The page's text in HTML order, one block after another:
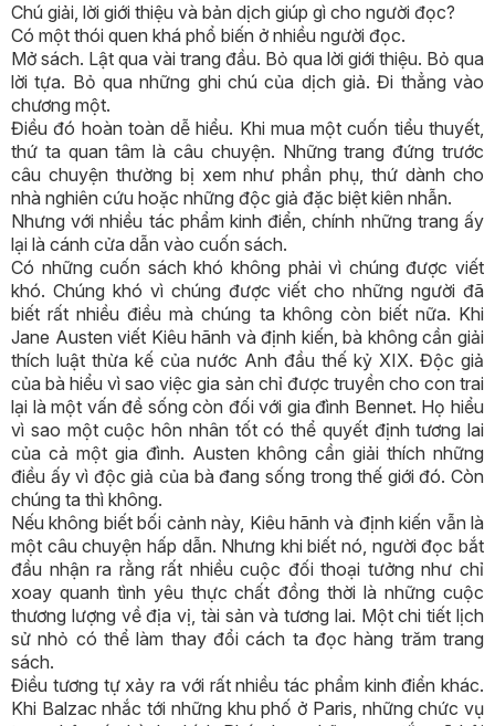
Chú giải, lời giới thiệu và bản dịch giúp gì cho người đọc?
Có một thói quen khá phổ biến ở nhiều người đọc.
Mở sách. Lật qua vài trang đầu. Bỏ qua lời giới thiệu. Bỏ qua
lời tựa. Bỏ qua những ghi chú của dịch giả. Đi thẳng vào
chương một.
Điều đó hoàn toàn dễ hiểu. Khi mua một cuốn tiểu thuyết,
thứ ta quan tâm là câu chuyện. Những trang đứng trước
câu chuyện thường bị xem như phần phụ, thứ dành cho
nhà nghiên cứu hoặc những độc giả đặc biệt kiên nhẫn.
Nhưng với nhiều tác phẩm kinh điển, chính những trang ấy
lại là cánh cửa dẫn vào cuốn sách.
Có những cuốn sách khó không phải vì chúng được viết
khó. Chúng khó vì chúng được viết cho những người đã
biết rất nhiều điều mà chúng ta không còn biết nữa. Khi
Jane Austen viết Kiêu hãnh và định kiến, bà không cần giải
thích luật thừa kế của nước Anh đầu thế kỷ XIX. Độc giả
của bà hiểu vì sao việc gia sản chỉ được truyền cho con trai
lại là một vấn đề sống còn đối với gia đình Bennet. Họ hiểu
vì sao một cuộc hôn nhân tốt có thể quyết định tương lai
của cả một gia đình. Austen không cần giải thích những
điều ấy vì độc giả của bà đang sống trong thế giới đó. Còn
chúng ta thì không.
Nếu không biết bối cảnh này, Kiêu hãnh và định kiến vẫn là
một câu chuyện hấp dẫn. Nhưng khi biết nó, người đọc bắt
đầu nhận ra rằng rất nhiều cuộc đối thoại tưởng như chỉ
xoay quanh tình yêu thực chất đồng thời là những cuộc
thương lượng về địa vị, tài sản và tương lai. Một chi tiết lịch
sử nhỏ có thể làm thay đổi cách ta đọc hàng trăm trang
sách.
Điều tương tự xảy ra với rất nhiều tác phẩm kinh điển khác.
Khi Balzac nhắc tới những khu phố ở Paris, những chức vụ